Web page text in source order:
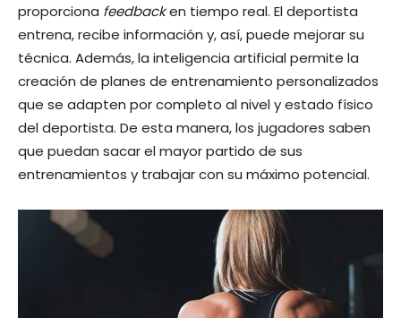
proporciona feedbacken tiempo real. El deportista
entrena, recibe información y, así, puede mejorar su
técnica. Además, la inteligencia artificial permite la
creación de planes de entrenamiento personalizados
que se adapten por completo al nivel y estado físico
del deportista. De esta manera, los jugadores saben
que puedan sacar el mayor partido de sus
entrenamientos y trabajar con su máximo potencial.